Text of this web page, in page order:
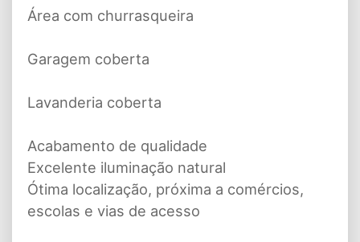
Área com churrasqueira
Garagem coberta
Lavanderia coberta
Acabamento de qualidade
Excelente iluminação natural
Ótima localização, próxima a comércios,
escolas e vias de acesso